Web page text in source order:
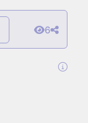
6